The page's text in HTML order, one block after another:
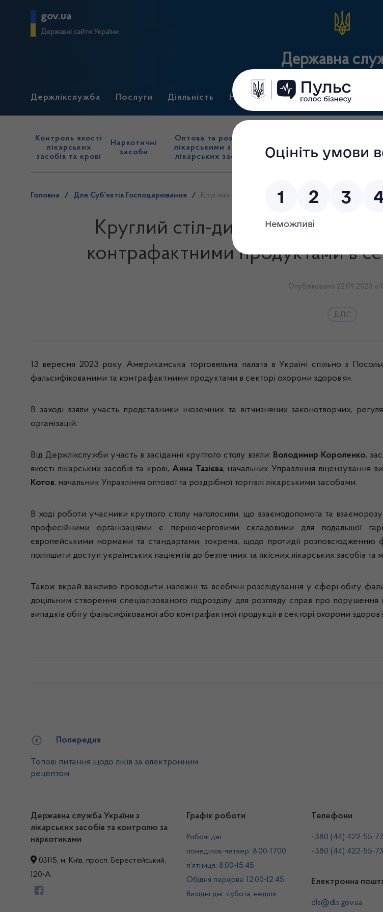
gov.ua
Державні сайти України
Державна
Держлікслужба Послуги Діяльність Нормативні документи Для
Контроль якості
лікарських
засобів та крові
Наркотичні
засоби
Оптова та роздрібна торгівля
лікарськими засобами, імпорт
лікарських засобів (крім АФІ)
нагляд
(контроль)
Головна / Для Суб’єктів Господарювання / Круглий стіл-дискусія «Боротьба з
Круглий стіл-дискусія
контрафактними продуктами в
Опубліковано 22.09.2023 о
ДЛС
13 вересня 2023 року Американська торговельна палата в Україні спільно з
фальсифікованими та контрафактними продуктами в секторі охорони здоров’я».
В заході взяли участь представники іноземних та вітчизняних законотворчих,
організацій.
Від Держлікслужби участь в засіданні круглого столу взяли: Володимир Короленко,
якості лікарських засобів та крові, Анна Тазієва, начальник Управління ліцензування
Котов, начальник Управління оптової та роздрібної торгівлі лікарськими засобами.
В ході роботи учасники круглого столу наголосили, що взаємодопомога та
професійними організаціями є першочерговими складовими для подальшої
європейськими нормами та стандартами, зокрема, щодо протидії розповсюдженню
поліпшити доступ українських пацієнтів до безпечних та якісних лікарських засобів та
Також вкрай важливо проводити належні та всебічні розслідування у сфері обігу
доцільним створення спеціалізованого підрозділу для розгляду справ про
випадків обігу фальсифікованої або контрафактної продукції в секторі охорони
Попередня
Топові питання щодо ліків за електронним
рецептом
Державна служба України з
лікарських засобів та контролю за
наркотиками
03115, м. Київ, просп. Берестейський,
120-А
Графік роботи
Робочі дні:
понеділок-четвер: 8.00-17.00
п’ятниця: 8.00-15.45
Обідня перерва: 12.00-12.45
Вихідні дні: субота, неділя
Телефони
+380 (44) 422-55-77
+380 (44) 422-55-
Електронна
dls@dls.gov.ua